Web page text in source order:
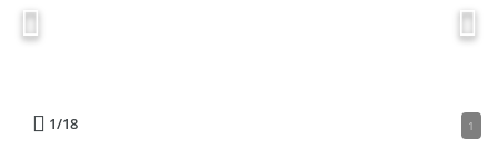
1/18 1